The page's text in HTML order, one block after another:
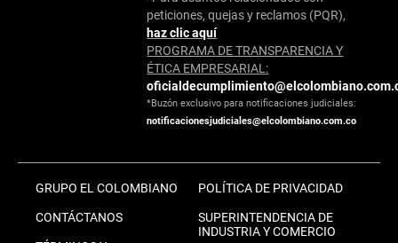
peticiones, quejas y reclamos (PQR),
haz clic aquí
PROGRAMA DE TRANSPARENCIA Y
ÉTICA EMPRESARIAL:
*Buzón exclusivo para notificaciones judiciales:
notificacionesjudiciales@elcolombiano.com.co
GRUPO EL COLOMBIANO
CONTÁCTANOS
POLÍTICA DE PRIVACIDAD
SUPERINTENDENCIA DE
INDUSTRIA Y COMERCIO